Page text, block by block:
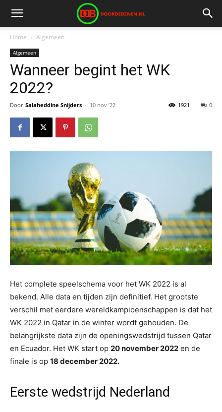
Home Algemeen
Algemeen
Wanneer begint het WK
2022?
Door Salaheddine Snijders - 10 nov ’22 0
1921
Het complete speelschema voor het WK 2022 is al
bekend. Alle data en tijden zijn definitief. Het grootste
verschil met eerdere wereldkampioenschappen is dat het
WK 2022 in Qatar in de winter wordt gehouden. De
belangrijkste data zijn de openingswedstrijd tussen Qatar
en Ecuador. Het WK start op 20 november 2022 en de
finale is op 18 december 2022.
Eerste wedstrijd Nederland